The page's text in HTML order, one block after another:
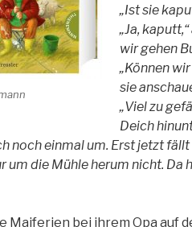
„Ist sie
„Ja,
wir gehen
„Können
sie
„Viel zu
Deich
noch einmal um. Erst jetzt
um die Mühle herum nicht. Da
Maiferien bei ihrem Opa auf